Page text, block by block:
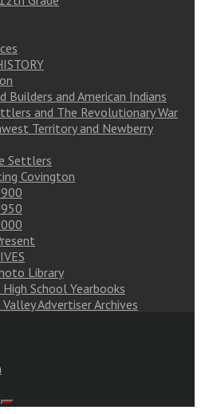
Builders and American Indians
and The Revolutionary War
Territory and Newberry
Settlers
Covington
Library
School Yearbooks
Advertiser Archives